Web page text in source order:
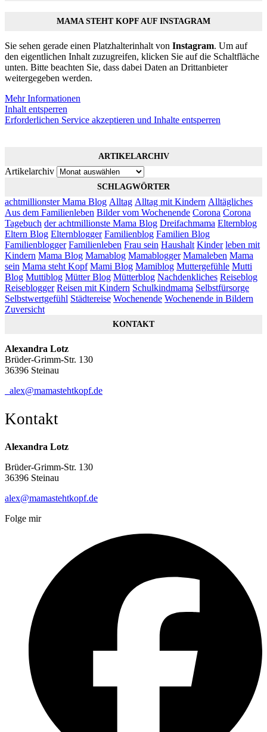
MAMA STEHT KOPF AUF INSTAGRAM
Sie sehen gerade einen Platzhalterinhalt von Instagram. Um auf
den eigentlichen Inhalt zuzugreifen, klicken Sie auf die Schaltfläche
unten. Bitte beachten Sie, dass dabei Daten an Drittanbieter
weitergegeben werden.
Mehr Informationen
Inhalt entsperren
Erforderlichen Service akzeptieren und Inhalte entsperren
ARTIKELARCHIV
Artikelarchiv
SCHLAGWÖRTER
achtmillionster Mama Blog Alltag Alltag mit Kindern Alltägliches
Aus dem Familienleben Bilder vom Wochenende Corona Corona
Tagebuch der achtmillionste Mama Blog Dreifachmama Elternblog
Eltern Blog Elternblogger Familienblog Familien Blog
Familienblogger Familienleben Frau sein Haushalt Kinder leben mit
Kindern Mama Blog Mamablog Mamablogger Mamaleben Mama
sein Mama steht Kopf Mami Blog Mamiblog Muttergefühle Mutti
Blog Muttiblog Mütter Blog Mütterblog Nachdenkliches Reiseblog
Reiseblogger Reisen mit Kindern Schulkindmama Selbstfürsorge
Selbstwertgefühl Städtereise Wochenende Wochenende in Bildern
Zuversicht
KONTAKT
Alexandra Lotz
Brüder-Grimm-Str. 130
36396 Steinau
alex@mamastehtkopf.de
Kontakt
Alexandra Lotz
Brüder-Grimm-Str. 130
36396 Steinau
alex@mamastehtkopf.de
Folge mir